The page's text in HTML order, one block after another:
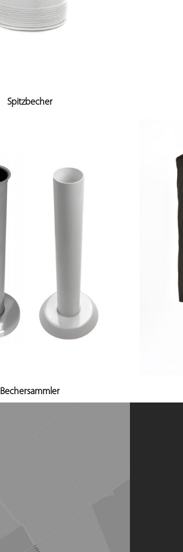
Spitzbecher
Bechersammler